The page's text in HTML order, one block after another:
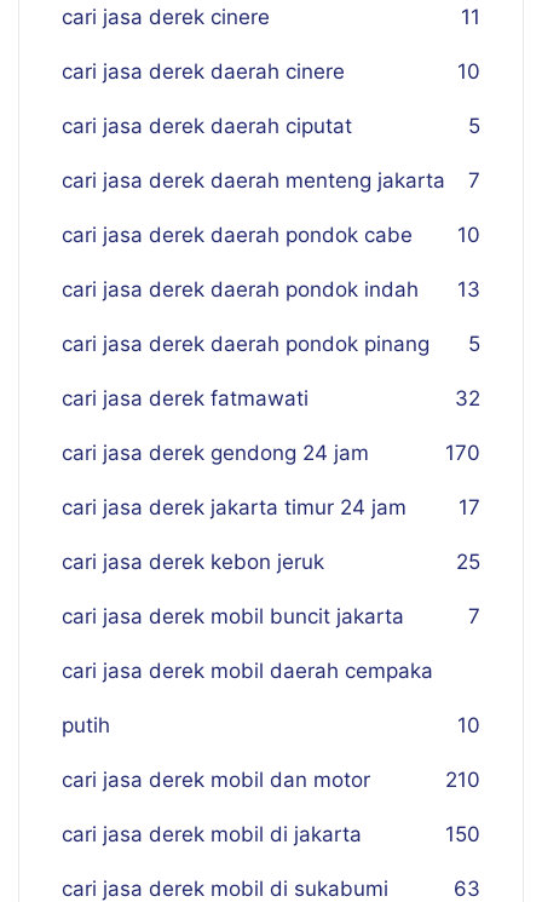
cari jasa derek cinere 11
cari jasa derek daerah cinere 10
cari jasa derek daerah ciputat 5
cari jasa derek daerah menteng jakarta 7
cari jasa derek daerah pondok cabe 10
cari jasa derek daerah pondok indah 13
cari jasa derek daerah pondok pinang 5
cari jasa derek fatmawati 32
cari jasa derek gendong 24 jam 170
cari jasa derek jakarta timur 24 jam 17
cari jasa derek kebon jeruk 25
cari jasa derek mobil buncit jakarta 7
cari jasa derek mobil daerah cempaka
putih 10
cari jasa derek mobil dan motor 210
cari jasa derek mobil di jakarta 150
cari jasa derek mobil di sukabumi 63